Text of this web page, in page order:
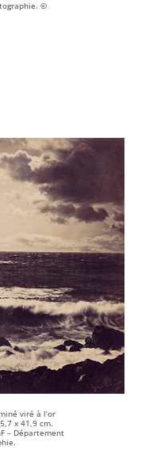
©
viré à l’or
x 41,9 cm.
– Département